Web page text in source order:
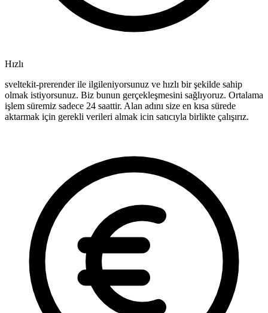
Hızlı
sveltekit-prerender ile ilgileniyorsunuz ve hızlı bir şekilde sahip
olmak istiyorsunuz. Biz bunun gerçekleşmesini sağlıyoruz. Ortalama
işlem süremiz sadece 24 saattir. Alan adını size en kısa sürede
aktarmak için gerekli verileri almak icin satıcıyla birlikte çalışırız.